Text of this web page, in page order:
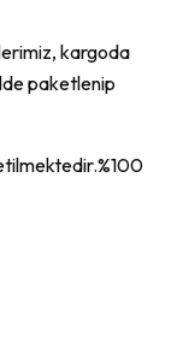
kargoda
paketlenip